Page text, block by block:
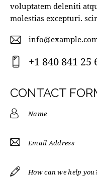
voluptatem deleniti
molestias excepturi.
E-
m
:
on
e:
+1 840 841 25
CONTACT